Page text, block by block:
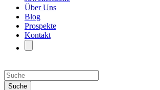
Über Uns
Blog
Prospekte
Kontakt